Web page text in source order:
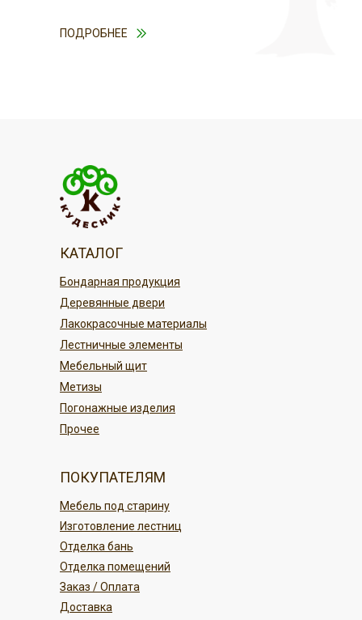
ПОДРОБНЕЕ
переводом
Безналичным платежом
Наличными при получении; в нашем
Оплатить любой необходимый
Вам товар, можно:
ПОДРОБНЕЕ
Доставка осуществляется нашей
службой доставки, а так же
Транспортной компанией.
Отделка бань
Изготовление лестниц
Мебель под старину
ПОКУПАТЕЛЯМ
Прочее
Метизы
Деревянные двери
Лакокрасочные материалы
Погонажные изделия
Мебельный щит
Лестничные элементы
Бондарная продукция
КАТАЛОГ
Отделка помещений
Заказ / Оплата
Доставка